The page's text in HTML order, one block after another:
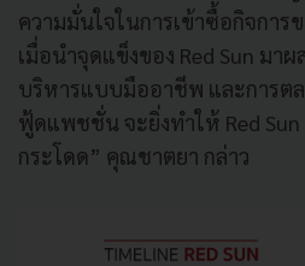
ความมั่นใจในการเข้าซื้อกิจการ
เมื่อนำจุดแข็งของ Red Sun มา
บริหารแบบมืออาชีพ และการต
ฟู้ดแพชชั่น จะยิ่งทำให้ Red Sun
กระโดด” คุณชาตยา กล่าว